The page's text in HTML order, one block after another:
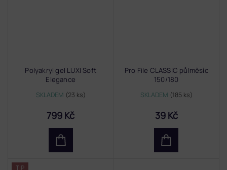
Polyakryl gel LUXI Soft
Elegance
SKLADEM (23 ks)
799 Kč
Pro File CLASSIC půlměsíc
150/180
SKLADEM (185 ks)
39 Kč
TIP